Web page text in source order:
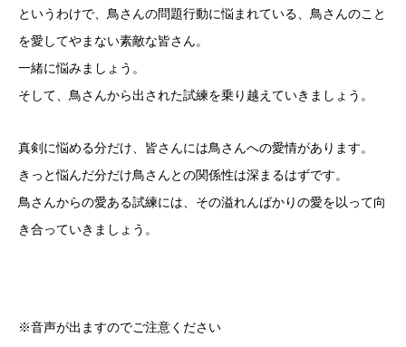
というわけで、鳥さんの問題行動に悩まれている、鳥さんのこと
を愛してやまない素敵な皆さん。
一緒に悩みましょう。
そして、鳥さんから出された試練を乗り越えていきましょう。
真剣に悩める分だけ、皆さんには鳥さんへの愛情があります。
きっと悩んだ分だけ鳥さんとの関係性は深まるはずです。
鳥さんからの愛ある試練には、その溢れんばかりの愛を以って向
き合っていきましょう。
※音声が出ますのでご注意ください